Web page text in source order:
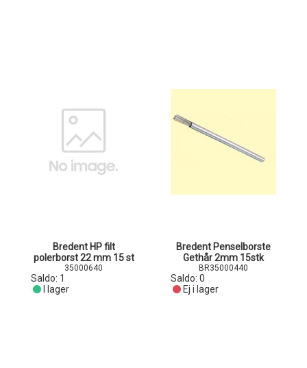
Bredent HP filt
polerborst 22 mm 15 st
35000640
Saldo: 1
I lager
Bredent Penselborste
Gethår 2mm 15stk
BR35000440
Saldo: 0
Ej i lager